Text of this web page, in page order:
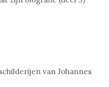
van Johannes